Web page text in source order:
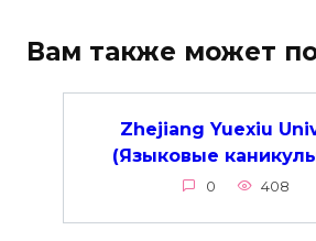
Вам также может
Zhejiang Yuexiu
(Языковые
0 408